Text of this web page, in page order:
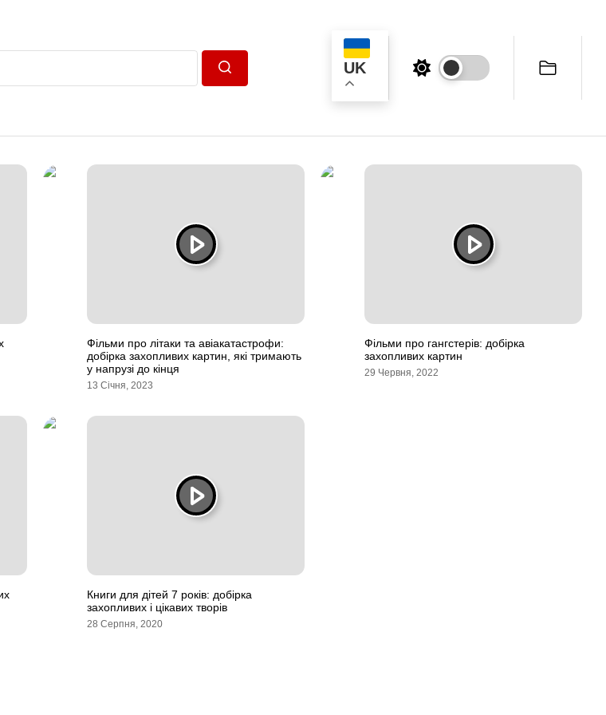
UK
Фільми про літаки та авіакатастрофи:
добірка захопливих картин, які тримають
у напрузі до кінця
13 Січня, 2023
Фільми про гангстерів: добірка
захопливих картин
29 Червня, 2022
Книги для дітей 7 років: добірка
захопливих і цікавих творів
28 Серпня, 2020